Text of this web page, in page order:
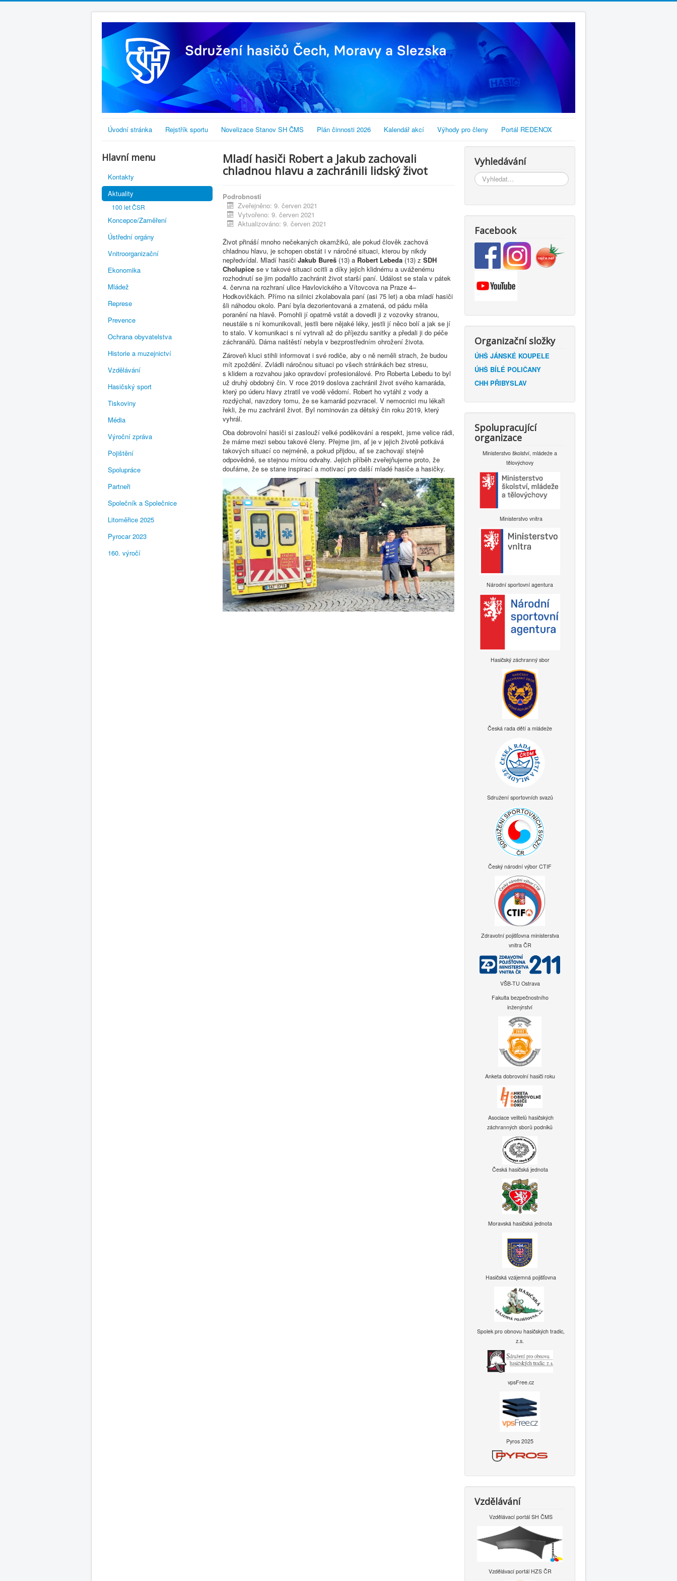
Úvodní stránka Rejstřík sportu Novelizace Stanov SH ČMS Plán činnosti 2026 Kalendář akcí Výhody pro členy Portál REDENOX
Hlavní menu
Kontakty
Aktuality
100 let ČSR
Koncepce/Zaměření
Ústřední orgány
Vnitroorganizační
Ekonomika
Mládež
Represe
Prevence
Ochrana obyvatelstva
Historie a muzejnictví
Vzdělávání
Hasičský sport
Tiskoviny
Média
Výroční zpráva
Pojištění
Spolupráce
Partneři
Společník a Společnice
Litoměřice 2025
Pyrocar 2023
160. výročí
Mladí hasiči Robert a Jakub zachovali
chladnou hlavu a zachránili lidský život
Podrobnosti
Zveřejněno: 9. červen 2021
Vytvořeno: 9. červen 2021
Aktualizováno: 9. červen 2021
Život přináší mnoho nečekaných okamžiků, ale pokud člověk zachová
chladnou hlavu, je schopen obstát i v náročné situaci, kterou by nikdy
nepředvídal. Mladí hasiči Jakub Bureš (13) a Robert Lebeda (13) z SDH
Cholupice se v takové situaci ocitli a díky jejich klidnému a uváženému
rozhodnutí se jim podařilo zachránit život starší paní. Událost se stala v pátek
4. června na rozhraní ulice Havlovického a Vítovcova na Praze 4–
Hodkovičkách. Přímo na silnici zkolabovala paní (asi 75 let) a oba mladí hasiči
šli náhodou okolo. Paní byla dezorientovaná a zmatená, od pádu měla
poranění na hlavě. Pomohli jí opatrně vstát a dovedli ji z vozovky stranou,
neustále s ní komunikovali, jestli bere nějaké léky, jestli jí něco bolí a jak se jí
to stalo. V komunikaci s ní vytrvali až do příjezdu sanitky a předali ji do péče
záchranářů. Dáma naštěstí nebyla v bezprostředním ohrožení života.
Zároveň kluci stihli informovat i své rodiče, aby o ně neměli strach, že budou
mít zpoždění. Zvládli náročnou situaci po všech stránkách bez stresu,
s klidem a rozvahou jako opravdoví profesionálové. Pro Roberta Lebedu to byl
už druhý obdobný čin. V roce 2019 doslova zachránil život svého kamaráda,
který po úderu hlavy ztratil ve vodě vědomí. Robert ho vytáhl z vody a
rozdýchal, navzdory tomu, že se kamarád pozvracel. V nemocnici mu lékaři
řekli, že mu zachránil život. Byl nominován za dětský čin roku 2019, který
vyhrál.
Oba dobrovolní hasiči si zaslouží velké poděkování a respekt, jsme velice rádi,
že máme mezi sebou takové členy. Přejme jim, ať je v jejich životě potkává
takových situací co nejméně, a pokud přijdou, ať se zachovají stejně
odpovědně, se stejnou mírou odvahy. Jejich příběh zveřejňujeme proto, že
doufáme, že se stane inspirací a motivací pro další mladé hasiče a hasičky.
Vyhledávání
Vyhledávání...
Facebook
Organizační složky
ÚHŠ JÁNSKÉ KOUPELE
ÚHŠ BÍLÉ POLIČANY
CHH PŘIBYSLAV
Spolupracující
organizace
Ministerstvo školství, mládeže a
tělovýchovy
Ministerstvo vnitra
Národní sportovní agentura
Hasičský záchranný sbor
Česká rada dětí a mládeže
Sdružení sportovních svazů
Český národní výbor CTIF
Zdravotní pojišťovna ministerstva
vnitra ČR
VŠB-TU Ostrava
Fakulta bezpečnostního
inženýrství
Anketa dobrovolní hasiči roku
Asociace velitelů hasičských
záchranných sborů podniků
Česká hasičská jednota
Moravská hasičská jednota
Hasičská vzájemná pojišťovna
Spolek pro obnovu hasičských tradic,
z.s.
vpsFree.cz
Pyros 2025
Vzdělávání
Vzdělávací portál SH ČMS
Vzdělávací portál HZS ČR